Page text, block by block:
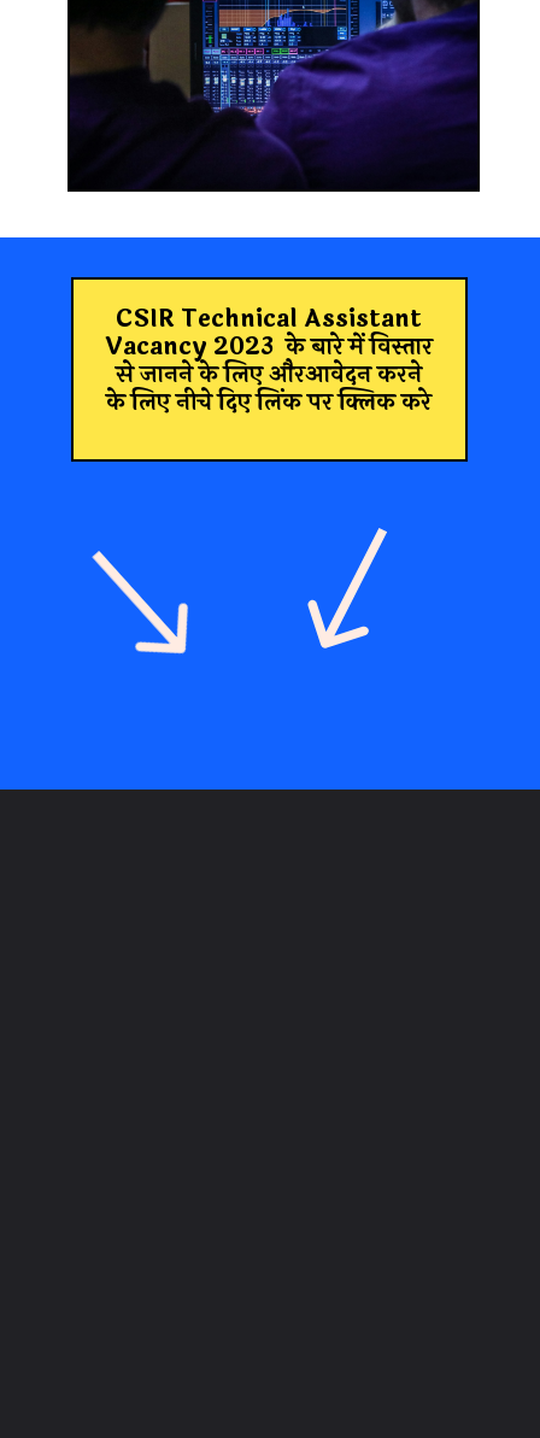
CSIR Technical Assistant
Vacancy 2023के बारे में विस्तार
से जानने के लिए औरआवेदन करने
के लिए नीचे दिए लिंक पर क्लिक करे